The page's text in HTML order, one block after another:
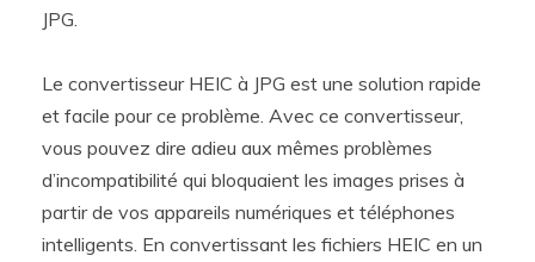
JPG.
Le convertisseur HEIC à JPG est une solution rapide
et facile pour ce problème. Avec ce convertisseur,
vous pouvez dire adieu aux mêmes problèmes
d’incompatibilité qui bloquaient les images prises à
partir de vos appareils numériques et téléphones
intelligents. En convertissant les fichiers HEIC en un